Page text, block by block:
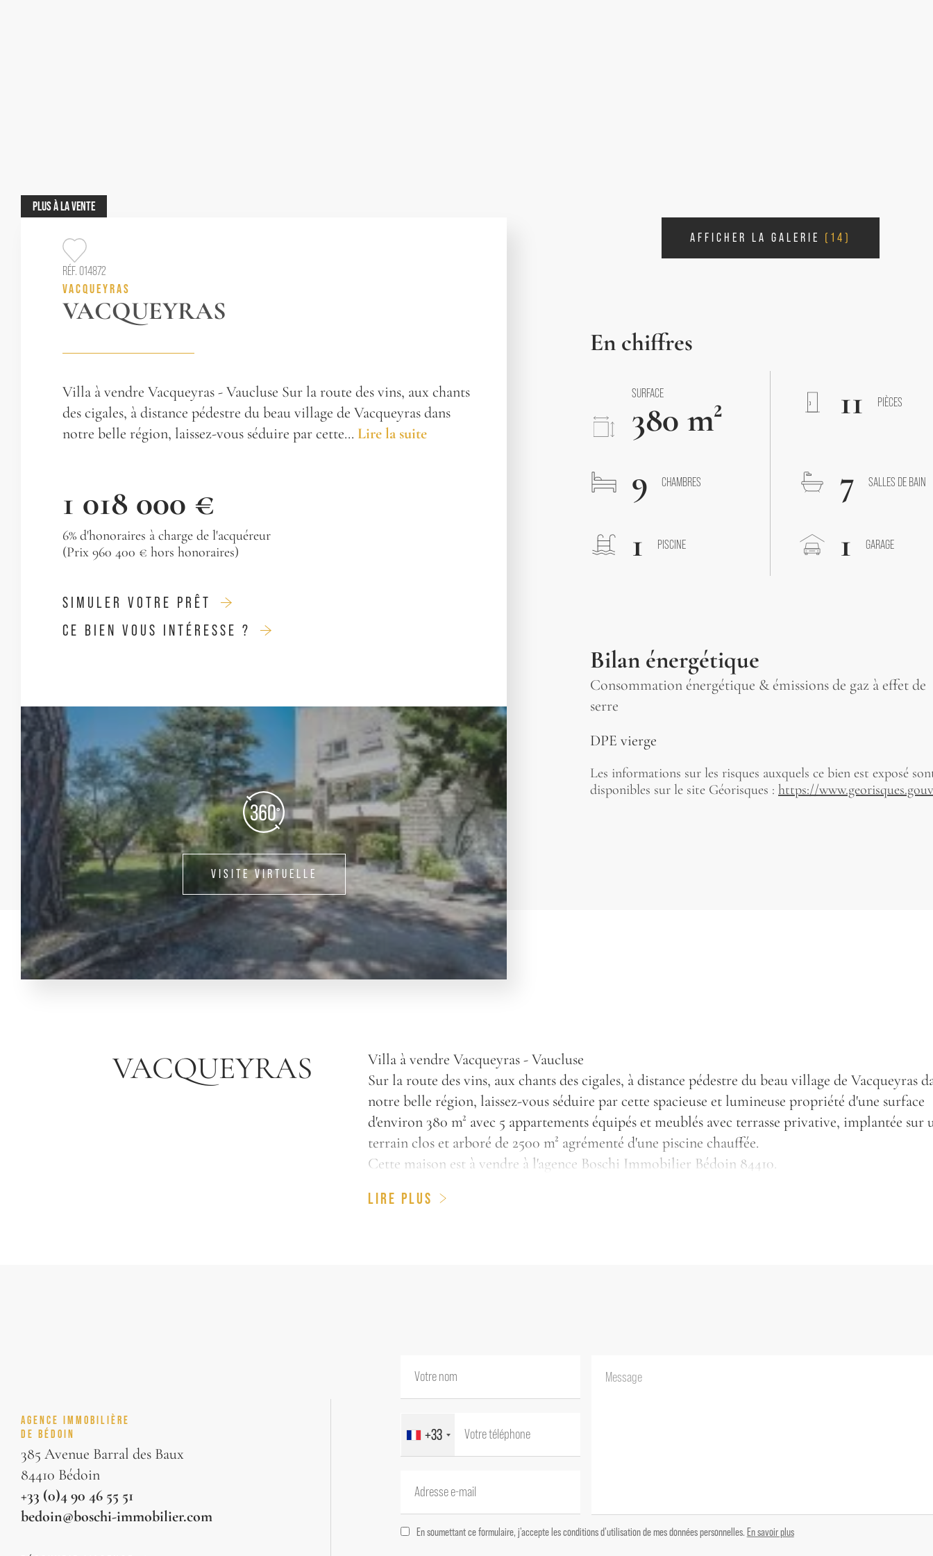
PLUSÀ LA VENTE
RÉF. 014872
VACQUEYRAS
VACQUEYRAS
Villa à vendre Vacqueyras - Vaucluse Sur la route des vins, aux chants
des cigales, à distance pédestre du beau village de Vacqueyras dans
notre belle région, laissez-vous séduire par cette... Lire la suite
1 018 000 €
6% d'honoraires à charge de l'acquéreur
(Prix 960 400 € hors honoraires)
SIMULER VOTRE PRÊT
CE BIEN VOUS INTÉRESSE ?
VISITE VIRTUELLE
AFFICHER LA GALERIE (14)
En chiffres
SURFACE
380 m² 11 PIÈCES
9 CHAMBRES 7 SALLES DE BAIN
1 PISCINE 1 GARAGE
Bilan énergétique
Consommation énergétique & émissions de gaz à effet de
serre
DPE vierge
Les informations sur les risques auxquels ce bien est exposé
disponibles sur le site Géorisques : https://
VACQUEYRAS
Villa à vendre Vacqueyras - Vaucluse
Sur la route des vins, aux chants des cigales, à distance pédestre du beau village de Vacqueyras
notre belle région, laissez-vous séduire par cette spacieuse et lumineuse propriété d'une surface
d'environ 380 m² avec 5 appartements équipés et meublés avec terrasse privative, implantée sur
terrain clos et arboré de 2500 m² agrémenté d'une piscine chauffée.
Cette maison est à vendre à l'agence Boschi Immobilier Bédoin 84410.
Entrée 13 m²
Palier 13,50 m²
Salle à manger 11 m²
Cuisine équipée et aménagée 12 m²
Chambre 1 avec dressing et salle de bains 30 m²
-- 2ème étage--
Palier avec placards 23 m²
LIRE PLUS
AGENCE IMMOBILIÈRE
DE BÉDOIN
385 Avenue Barral des Baux
84410 Bédoin
+33 (0)4 90 46 55 51
bedoin@boschi-immobilier.com
+33
En soumettant ce formulaire, j'accepte les conditions d'utilisation de mes données personnelles. En savoir plus